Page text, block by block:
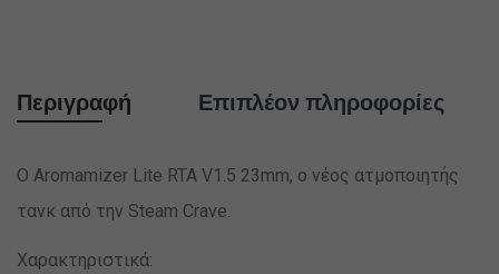
Περιγραφή Επιπλέον πληροφορίες
Ο Aromamizer Lite RTA V1.5 23mm, ο νέος ατμοποιητής
τανκ από την Steam Crave.
Χαρακτηριστικά: